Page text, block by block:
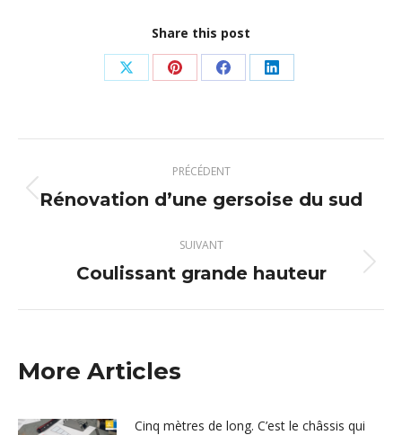
Share this post
Partager
X
Partager
Pinterest
Partager
Facebook
Partager
LinkedIn
article
PRÉCÉDENT
Article
:
Rénovation d’une gersoise du sud
SUIVANT
Article
Coulissant grande hauteur
More Articles
Cinq mètres de long. C’est le châssis qui